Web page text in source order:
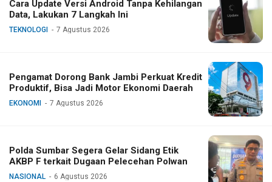
Cara Update Versi Android Tanpa Kehilangan
Data, Lakukan 7 Langkah Ini
TEKNOLOGI 7 Agustus 2026
Pengamat Dorong Bank Jambi Perkuat Kredit
Produktif, Bisa Jadi Motor Ekonomi Daerah
EKONOMI 7 Agustus 2026
Polda Sumbar Segera Gelar Sidang Etik
AKBP F terkait Dugaan Pelecehan Polwan
NASIONAL 6 Agustus 2026